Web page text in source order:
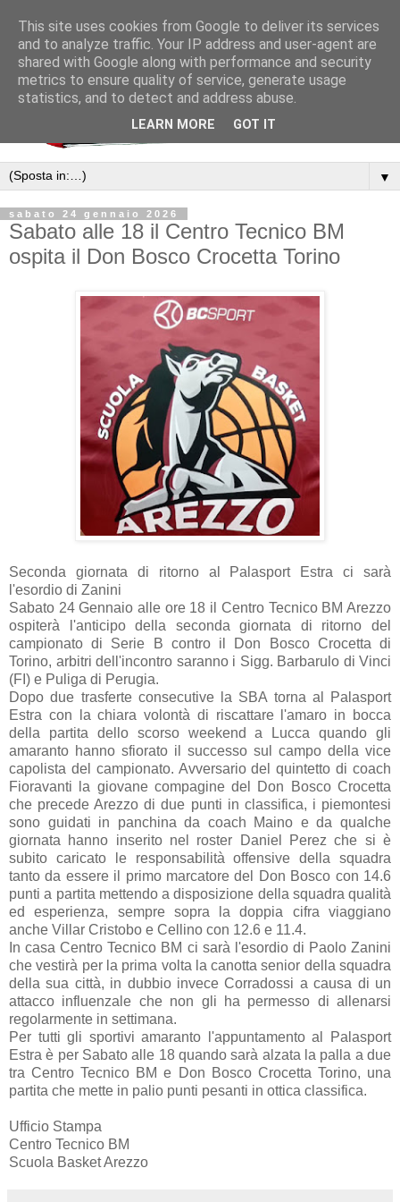
▼
sabato 24 gennaio 2026
Sabato alle 18 il Centro Tecnico BM
ospita il Don Bosco Crocetta Torino
Seconda giornata di ritorno al Palasport Estra ci sarà
l'esordio di Zanini
Sabato 24 Gennaio alle ore 18 il Centro Tecnico BM Arezzo
ospiterà l'anticipo della seconda giornata di ritorno del
campionato di Serie B contro il Don Bosco Crocetta di
Torino, arbitri dell'incontro saranno i Sigg. Barbarulo di Vinci
(FI) e Puliga di Perugia.
Dopo due trasferte consecutive la SBA torna al Palasport
Estra con la chiara volontà di riscattare l'amaro in bocca
della partita dello scorso weekend a Lucca quando gli
amaranto hanno sfiorato il successo sul campo della vice
capolista del campionato. Avversario del quintetto di coach
Fioravanti la giovane compagine del Don Bosco Crocetta
che precede Arezzo di due punti in classifica, i piemontesi
sono guidati in panchina da coach Maino e da qualche
giornata hanno inserito nel roster Daniel Perez che si è
subito caricato le responsabilità offensive della squadra
tanto da essere il primo marcatore del Don Bosco con 14.6
punti a partita mettendo a disposizione della squadra qualità
ed esperienza, sempre sopra la doppia cifra viaggiano
anche Villar Cristobo e Cellino con 12.6 e 11.4.
In casa Centro Tecnico BM ci sarà l'esordio di Paolo Zanini
che vestirà per la prima volta la canotta senior della squadra
della sua città, in dubbio invece Corradossi a causa di un
attacco influenzale che non gli ha permesso di allenarsi
regolarmente in settimana.
Per tutti gli sportivi amaranto l'appuntamento al Palasport
Estra è per Sabato alle 18 quando sarà alzata la palla a due
tra Centro Tecnico BM e Don Bosco Crocetta Torino, una
partita che mette in palio punti pesanti in ottica classifica.
Ufficio Stampa
Centro Tecnico BM
Scuola Basket Arezzo
This site uses cookies from Google to deliver its services
and to analyze traffic. Your IP address and user-agent are
shared with Google along with performance and security
metrics to ensure quality of service, generate usage
statistics, and to detect and address abuse.
LEARN MORE GOT IT